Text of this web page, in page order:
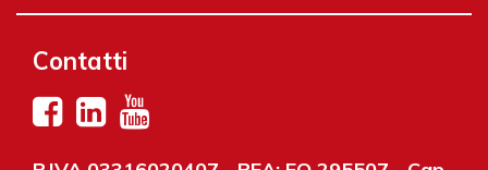
Contatti